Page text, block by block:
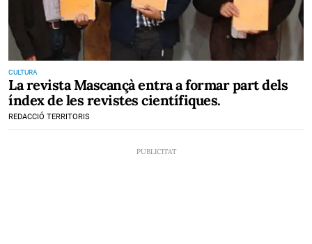
CULTURA
La revista Mascançà entra a formar part dels
índex de les revistes científiques.
REDACCIÓ TERRITORIS